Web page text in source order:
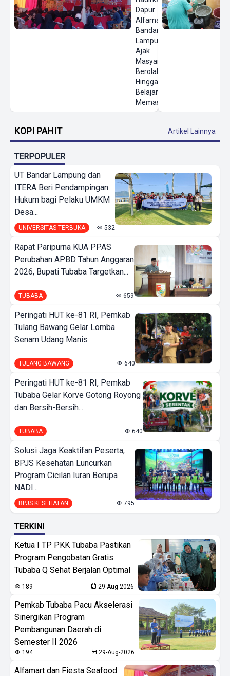
Dapur
Alfamart di
Bandar
Lampung,
Ajak
Masyarakat
Berolahraga
Hingga
Belajar
Memasak
KOPI PAHIT Artikel Lainnya
TERPOPULER
UT Bandar Lampung dan
ITERA Beri Pendampingan
Hukum bagi Pelaku UMKM
Desa...
UNIVERSITAS TERBUKA 532
Rapat Paripurna KUA PPAS
Perubahan APBD Tahun Anggaran
2026, Bupati Tubaba Targetkan...
TUBABA 659
Peringati HUT ke-81 RI, Pemkab
Tulang Bawang Gelar Lomba
Senam Udang Manis
TULANG BAWANG 640
Peringati HUT ke-81 RI, Pemkab
Tubaba Gelar Korve Gotong Royong
dan Bersih-Bersih...
TUBABA 640
Solusi Jaga Keaktifan Peserta,
BPJS Kesehatan Luncurkan
Program Cicilan Iuran Berupa
NADI...
BPJS KESEHATAN 795
TERKINI
Ketua I TP PKK Tubaba Pastikan
Program Pengobatan Gratis
Tubaba Q Sehat Berjalan Optimal
189 29-Aug-2026
Pemkab Tubaba Pacu Akselerasi
Sinergikan Program
Pembangunan Daerah di
Semester II 2026
194 29-Aug-2026
Alfamart dan Fiesta Seafood